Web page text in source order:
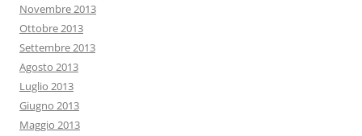
Novembre 2013
Ottobre 2013
Settembre 2013
Agosto 2013
Luglio 2013
Giugno 2013
Maggio 2013